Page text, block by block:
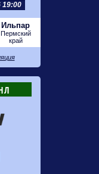
19:00
Ильпар
Пермский
край